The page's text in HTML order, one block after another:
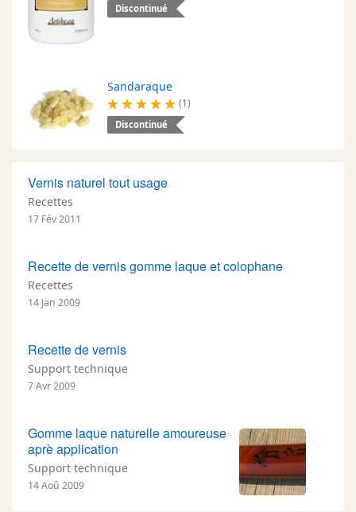
Discontinué
Sandaraque
(1)
Discontinué
Vernis naturel tout usage
Recettes
17 Fév 2011
Recette de vernis gomme laque et colophane
Recettes
14 Jan 2009
Recette de vernis
Support technique
7 Avr 2009
Gomme laque naturelle amoureuse
aprè application
Support technique
14 Aoû 2009